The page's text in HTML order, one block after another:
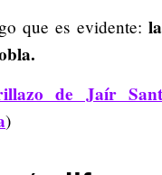
que es evidente:
de Jaír
)